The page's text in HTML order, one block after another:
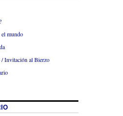
mundo
Invitación al Bierzo